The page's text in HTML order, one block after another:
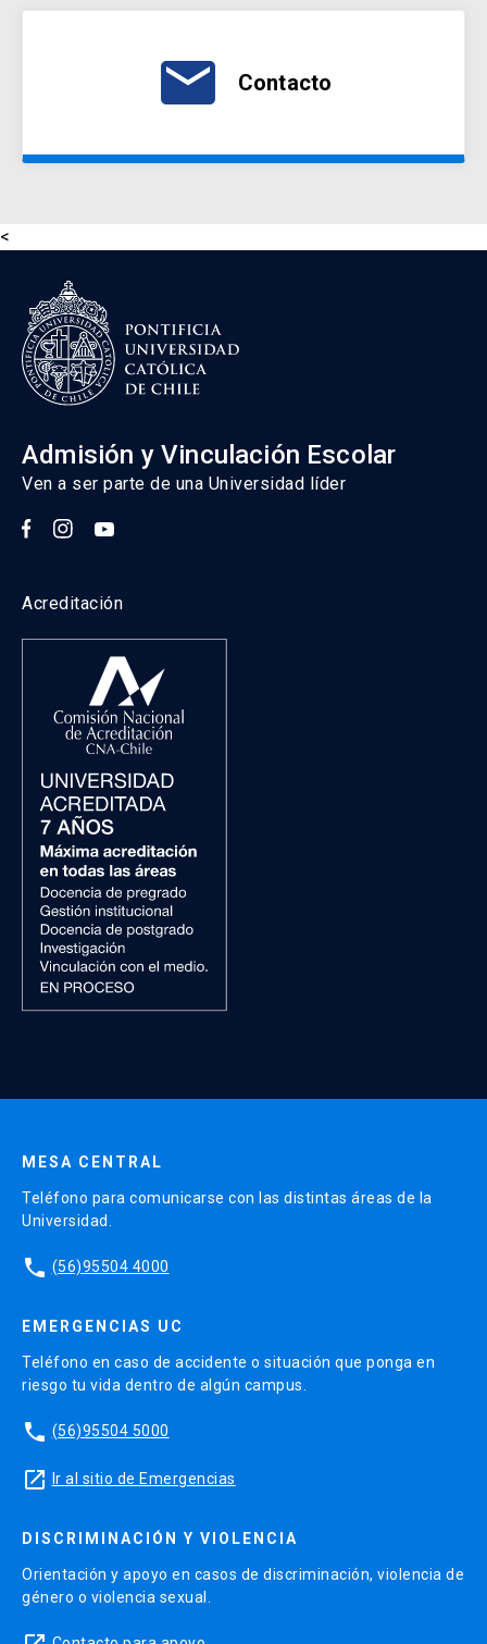
email Contacto
<
Admisión y Vinculación Escolar
Ven a ser parte de una Universidad líder
Acreditación
MESA CENTRAL
Teléfono para comunicarse con las distintas áreas de la
Universidad.
phone (56)95504 4000
EMERGENCIAS UC
Teléfono en caso de accidente o situación que ponga en
riesgo tu vida dentro de algún campus.
phone (56)95504 5000
launch Ir al sitio de Emergencias
DISCRIMINACIÓN Y VIOLENCIA
Orientación y apoyo en casos de discriminación, violencia de
género o violencia sexual.